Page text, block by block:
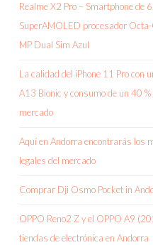
Realme X2 Pro – Smartphone de
SuperAMOLED procesador
MP Dual Sim Azul
La calidad del iPhone 11 Pro con
A13 Bionic y consumo de un 40
mercado
Aquí en Andorra encontrarás los
legales del mercado
Comprar Dji Osmo Pocket in
OPPO Reno2 Z y el OPPO A9
tiendas de electrónica en Andorra